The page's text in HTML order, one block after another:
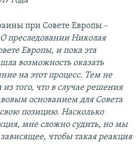
при Совете Европы –
преследовании Николая
Европы, и пока эта
возможность оказать
на этот процесс. Тем не
того, что в случае решения
основанием для Совета
позицию. Насколько
мне сложно судить, но мы
чтобы такая реакция